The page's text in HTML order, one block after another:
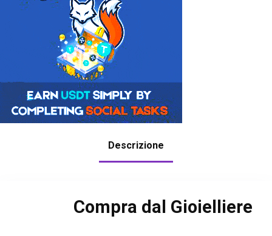
Descrizione
Compra dal Gioielliere